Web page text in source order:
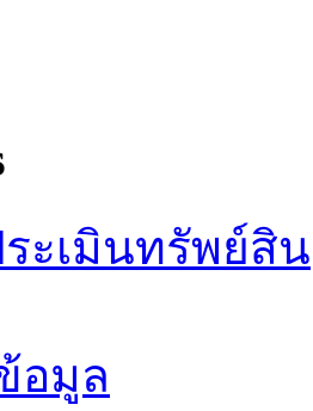
ะเมินทรัพย์สิน
อมูล